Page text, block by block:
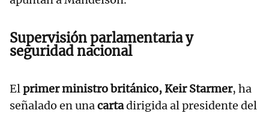
Supervisión parlamentaria y
seguridad nacional
Elprimer ministro británico, Keir Starmer, ha
señalado en unacartadirigida al presidente del